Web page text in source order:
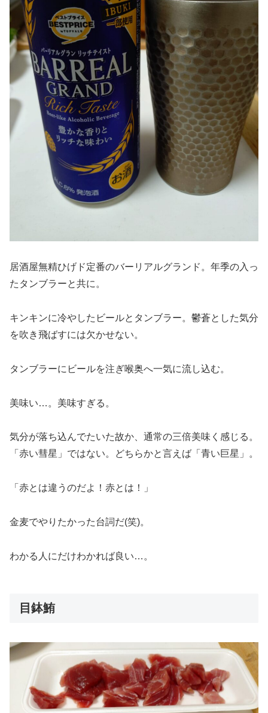
居酒屋無精ひげド定番のバーリアルグランド。年季の入っ
たタンブラーと共に。
キンキンに冷やしたビールとタンブラー。鬱蒼とした気分
を吹き飛ばすには欠かせない。
タンブラーにビールを注ぎ喉奥へ一気に流し込む。
美味い…。美味すぎる。
気分が落ち込んでたいた故か、通常の三倍美味く感じる。
「赤い彗星」ではない。どちらかと言えば「青い巨星」。
「赤とは違うのだよ！赤とは！」
金麦でやりたかった台詞だ(笑)。
わかる人にだけわかれば良い…。
目鉢鮪